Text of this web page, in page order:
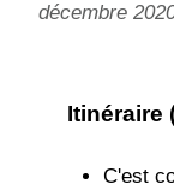
décembre
Itinéraire
C'est